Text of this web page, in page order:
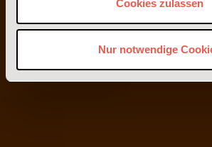
Cookies zulassen
Nur notwendige